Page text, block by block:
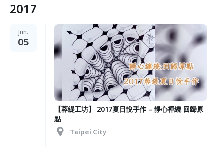
2017
Jun.
05
【蓉緹工坊】 2017夏日悅手作 – 靜心禪繞 回歸原
點
Taipei City